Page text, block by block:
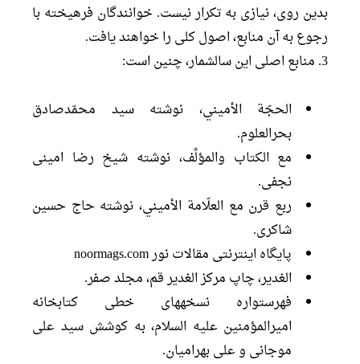
بدين روى، نيازى به تكرار نيست. خوانندگان فرهيخته با
رجوع به آن منابع، اصول كلى را خواهند يافت.
3. منابع اصلى اين سالشمار، چنين است:
الحجّة الأميني، نوشته سيد محمّدصادق
بحرالعلوم.
مع الكتاب والمؤلِّف، نوشته شيخ رضا امينى
نجفى.
ربع قرن مع العلّامة الأميني، نوشته حاج حسين
شاكرى.
پايگاه اينترنتى مقالات نور noormags.com
الغدير، چاپ مركز الغدير قم، مجلد صفر.
فهرستواره نسخه‏هاى خطى كتابخانه
اميرالمؤمنين عليه السلام، به كوشش سيد على
موجانى و على بهراميان.